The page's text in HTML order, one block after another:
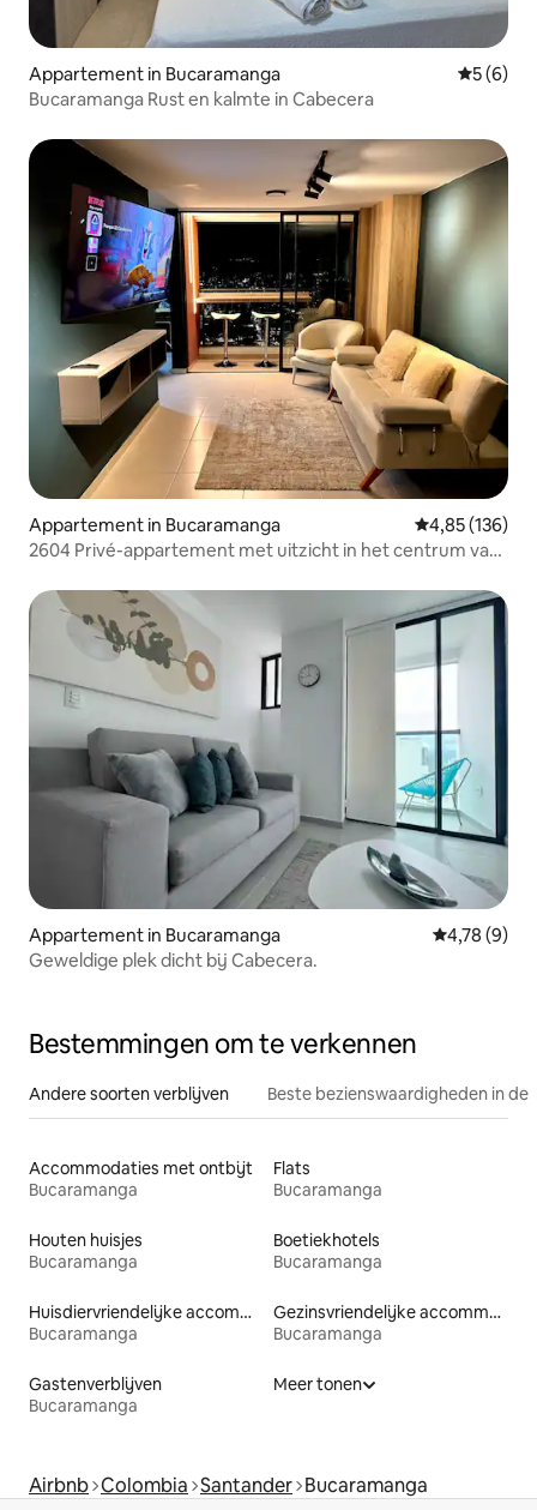
Appartement in Bucaramanga
5 (6)
Bucaramanga Rust en kalmte in Cabecera
Appartement in Bucaramanga Gemiddelde
4,85 (136)
2604 Privé-appartement met uitzicht in het centrum van
Appartement in Bucaramanga
4,78 (9)
Geweldige plek dicht bij Cabecera.
Bestemmingen om te verkennen
Andere soorten verblijven Beste bezienswaardigheden in de
Accommodaties met ontbijt
Bucaramanga
Flats
Bucaramanga
Houten huisjes
Bucaramanga
Boetiekhotels
Bucaramanga
Huisdiervriendelijke accommodaties
Bucaramanga
Gezinsvriendelijke accommodaties
Bucaramanga
Gastenverblijven
Bucaramanga
Meer tonen
Airbnb Colombia Santander Bucaramanga